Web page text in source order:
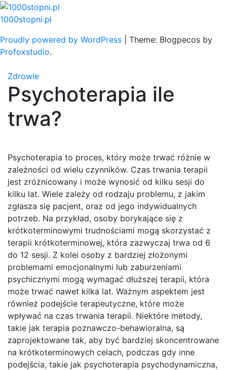
Skip
to
1000stopni.pl
Proudly powered by WordPress
Theme: Blogpecos by
Profoxstudio.
Zdrowie
Psychoterapia ile
trwa?
Psychoterapia to proces, który może trwać różnie w
zależności od wielu czynników. Czas trwania terapii
jest zróżnicowany i może wynosić od kilku sesji do
kilku lat. Wiele zależy od rodzaju problemu, z jakim
zgłasza się pacjent, oraz od jego indywidualnych
potrzeb. Na przykład, osoby borykające się z
krótkoterminowymi trudnościami mogą skorzystać z
terapii krótkoterminowej, która zazwyczaj trwa od 6
do 12 sesji. Z kolei osoby z bardziej złożonymi
problemami emocjonalnymi lub zaburzeniami
psychicznymi mogą wymagać dłuższej terapii, która
może trwać nawet kilka lat. Ważnym aspektem jest
również podejście terapeutyczne, które może
wpływać na czas trwania terapii. Niektóre metody,
takie jak terapia poznawczo-behawioralna, są
zaprojektowane tak, aby być bardziej skoncentrowane
na krótkoterminowych celach, podczas gdy inne
podejścia, takie jak psychoterapia psychodynamiczna,